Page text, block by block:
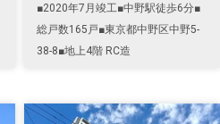
■2020年7月竣工■中野駅徒歩6分■
総戸数165戸■東京都中野区中野5-
38-8■地上4階 RC造